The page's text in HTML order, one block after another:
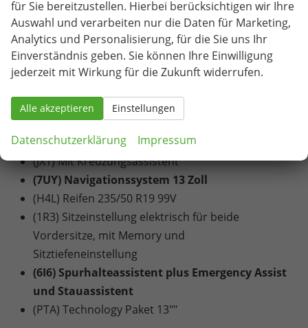
charge)
(5I6) Komfortöffnung Heckklappe (Virtuelles
Pedal) plus Easy Close
(8VQ) Rückleuchten in LED-Technik
(53R) Leichtmetallräder 7 1/2J x 19
(8I6) Lendenwirbelstütze, pneumatisch einstellbar
beidseitig
(JX1) Mit Kreuzungsassistent
(7UY) Navigationssystem 13 Zoll
(H4L) Reifen 235/50 R19 99V
(1R3) Sitzeinstellung elektrisch für beide
Vordersitze, mit Memory und
Sitztiefeneinstellung
(6I6) Spurhalteassistent plus Emergency Assist
und Stauassistent
(PTA) Technology Paket 13""
für Sie bereitzustellen. Hierbei berücksichtigen wir Ihre
Auswahl und verarbeiten nur die Daten für Marketing,
Analytics und Personalisierung, für die Sie uns Ihr
Einverständnis geben. Sie können Ihre Einwilligung
jederzeit mit Wirkung für die Zukunft widerrufen.
Alle akzeptieren Einstellungen
Datenschutzerklärung Impressum